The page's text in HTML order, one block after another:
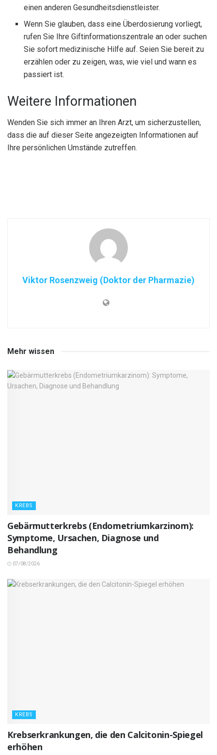
einen anderen Gesundheitsdienstleister.
Wenn Sie glauben, dass eine Überdosierung vorliegt,
rufen Sie Ihre Giftinformationszentrale an oder suchen
Sie sofort medizinische Hilfe auf. Seien Sie bereit zu
erzählen oder zu zeigen, was, wie viel und wann es
passiert ist.
Weitere Informationen
Wenden Sie sich immer an Ihren Arzt, um sicherzustellen,
dass die auf dieser Seite angezeigten Informationen auf
Ihre persönlichen Umstände zutreffen.
Viktor Rosenzweig (Doktor der Pharmazie)
Mehr wissen
KREBS
Gebärmutterkrebs (Endometriumkarzinom):
Symptome, Ursachen, Diagnose und
Behandlung
07/08/2026
KREBS
Krebserkrankungen, die den Calcitonin-Spiegel
erhöhen